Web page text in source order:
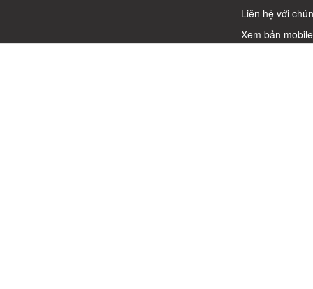
Liên hệ với
Xem bản